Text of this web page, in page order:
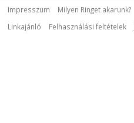
Impresszum Milyen Ringet akarunk?
Linkajánló
Felhasználási feltételek